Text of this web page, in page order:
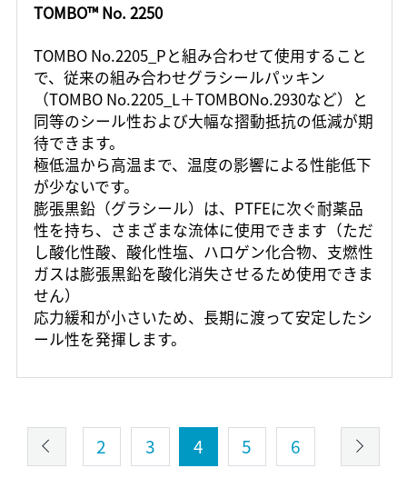
TOMBO™ No. 2250
TOMBO No.2205_Pと組み合わせて使用すること
で、従来の組み合わせグラシールパッキン
（TOMBO No.2205_L＋TOMBONo.2930など）と
同等のシール性および大幅な摺動抵抗の低減が期
待できます。
極低温から高温まで、温度の影響による性能低下
が少ないです。
膨張黒鉛（グラシール）は、PTFEに次ぐ耐薬品
性を持ち、さまざまな流体に使用できます（ただ
し酸化性酸、酸化性塩、ハロゲン化合物、支燃性
ガスは膨張黒鉛を酸化消失させるため使用できま
せん）
応力緩和が小さいため、長期に渡って安定したシ
ール性を発揮します。
2 3 4 5 6